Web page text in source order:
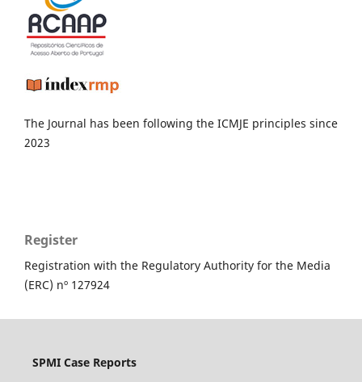
The Journal has been following the ICMJE principles since
2023
Register
Registration with the Regulatory Authority for the Media
(ERC) nº 127924
SPMI Case Reports